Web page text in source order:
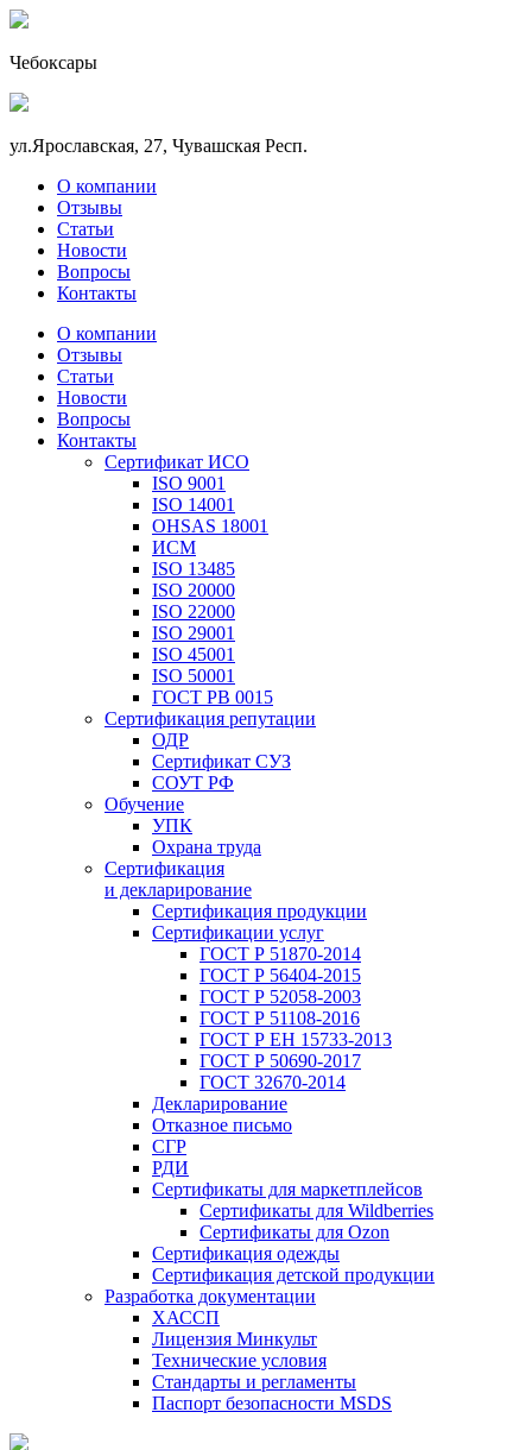
Чебоксары
ул.Ярославская, 27, Чувашская Респ.
О компании
Отзывы
Статьи
Новости
Вопросы
Контакты
О компании
Отзывы
Статьи
Новости
Вопросы
Контакты
Сертификат ИСО
ISO 9001
ISO 14001
OHSAS 18001
ИСМ
ISO 13485
ISO 20000
ISO 22000
ISO 29001
ISO 45001
ISO 50001
ГОСТ РВ 0015
Сертификация репутации
ОДР
Сертификат СУЗ
СОУТ РФ
Обучение
УПК
Охрана труда
Сертификация
и декларирование
Сертификация продукции
Сертификации услуг
ГОСТ Р 51870-2014
ГОСТ Р 56404-2015
ГОСТ Р 52058-2003
ГОСТ Р 51108-2016
ГОСТ Р ЕН 15733-2013
ГОСТ Р 50690-2017
ГОСТ 32670-2014
Декларирование
Отказное письмо
СГР
РДИ
Сертификаты для маркетплейсов
Сертификаты для Wildberries
Сертификаты для Ozon
Сертификация одежды
Сертификация детской продукции
Разработка документации
ХАССП
Лицензия Минкульт
Технические условия
Стандарты и регламенты
Паспорт безопасности MSDS